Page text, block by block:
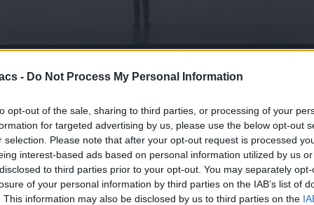
- Do Not Process My Personal Information
opt-out of the sale, sharing to third parties, or processing of your
for targeted advertising by us, please use the below opt-out
selection. Please note that after your opt-out request is processed
interest-based ads based on personal information utilized by us
to third parties prior to your opt-out. You may separately
of your personal information by third parties on the IAB’s list of
This information may also be disclosed by us to third parties on the
ανακοίνωσηςκαι έχουμε πλέον το Huawei Pura 80 Ultra, που
σε μια εποχή που η καινοτομία από τις περισσότερες
3.7x και ο άλλος 9.4x και όλα αυτά χωρίς την ανάγκη
μεταξύ των δύο φακών, ανάλογα με της ανάγκες του χρήστη.